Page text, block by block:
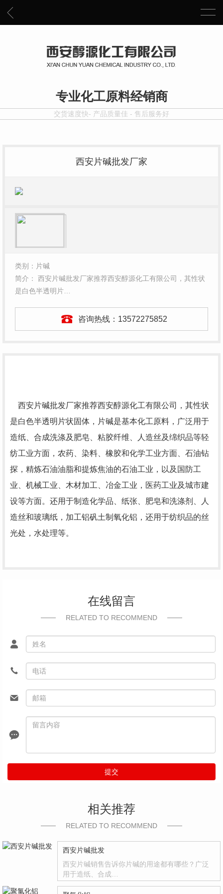
专业化工原料经销商
交货速度快- 产品质量佳 - 售后服务好
西安片碱批发厂家
类别：片碱
简介： 西安片碱批发厂家推荐西安醇源化工有限公司，其性状
是白色半透明片…
咨询热线： 13572275852
西安片碱批发厂家推荐西安醇源化工有限公司，其性状
是白色半透明片状固体，片碱是基本化工原料，广泛用于
造纸、合成洗涤及肥皂、粘胶纤维、人造丝及绵织品等轻
纺工业方面，农药、染料、橡胶和化学工业方面、石油钻
探，精炼石油油脂和提炼焦油的石油工业，以及国防工
业、机械工业、木材加工、冶金工业，医药工业及城市建
设等方面。还用于制造化学品、纸张、肥皂和洗涤剂、人
造丝和玻璃纸，加工铝矾土制氧化铝，还用于纺织品的丝
光处，水处理等。
在线留言
RELATED TO RECOMMEND
提交
相关推荐
RELATED TO RECOMMEND
西安片碱批发
西安片碱销售告诉你片碱的用途都有哪些？广泛
用于造纸、合成…